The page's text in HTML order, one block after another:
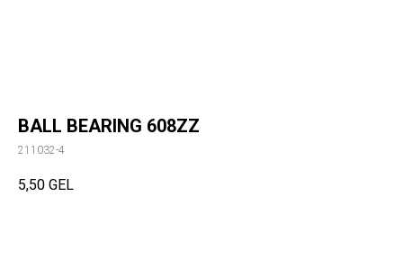
BALL BEARING 608ZZ
211032-4
5,50 GEL